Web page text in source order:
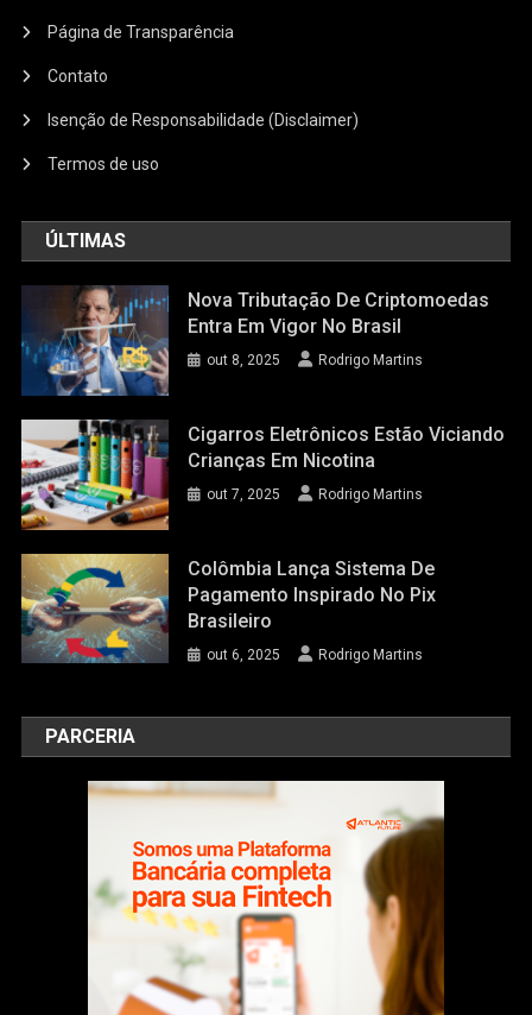
Página de Transparência
Contato
Isenção de Responsabilidade (Disclaimer)
Termos de uso
ÚLTIMAS
Nova Tributação De Criptomoedas
Entra Em Vigor No Brasil
out 8, 2025 Rodrigo Martins
Cigarros Eletrônicos Estão Viciando
Crianças Em Nicotina
out 7, 2025 Rodrigo Martins
Colômbia Lança Sistema De
Pagamento Inspirado No Pix
Brasileiro
out 6, 2025 Rodrigo Martins
PARCERIA